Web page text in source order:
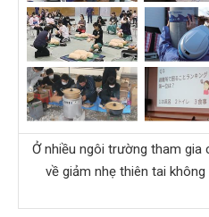
Ở nhiều ngôi trường tham gia
về giảm nhẹ thiên tai